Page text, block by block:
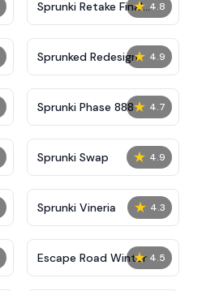
★ 4.8
Sprunki Retake Final
Update
★ 4.9
Sprunked Redesign
★ 4.7
Sprunki Phase 888
★ 4.9
Sprunki Swap
★ 4.3
Sprunki Vineria
★ 4.5
Escape Road Winter